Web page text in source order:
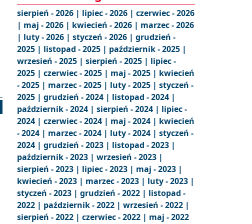
sierpień - 2026 | lipiec - 2026 | czerwiec - 2026
| maj - 2026 | kwiecień - 2026 | marzec - 2026
| luty - 2026 | styczeń - 2026 | grudzień -
2025 | listopad - 2025 | październik - 2025 |
wrzesień - 2025 | sierpień - 2025 | lipiec -
2025 | czerwiec - 2025 | maj - 2025 | kwiecień
- 2025 | marzec - 2025 | luty - 2025 | styczeń -
2025 | grudzień - 2024 | listopad - 2024 |
październik - 2024 | sierpień - 2024 | lipiec -
2024 | czerwiec - 2024 | maj - 2024 | kwiecień
- 2024 | marzec - 2024 | luty - 2024 | styczeń -
2024 | grudzień - 2023 | listopad - 2023 |
październik - 2023 | wrzesień - 2023 |
sierpień - 2023 | lipiec - 2023 | maj - 2023 |
kwiecień - 2023 | marzec - 2023 | luty - 2023 |
styczeń - 2023 | grudzień - 2022 | listopad -
2022 | październik - 2022 | wrzesień - 2022 |
sierpień - 2022 | czerwiec - 2022 | maj - 2022